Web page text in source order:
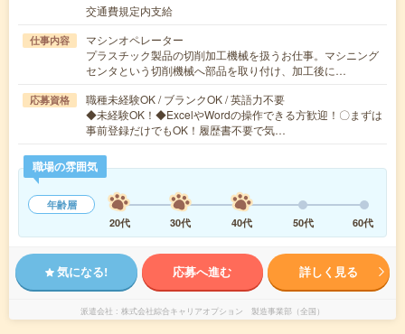
交通費規定内支給
仕事内容
マシンオペレーター
プラスチック製品の切削加工機械を扱うお仕事。マシニング
センタという切削機械へ部品を取り付け、加工後に…
応募資格
職種未経験OK / ブランクOK / 英語力不要
◆未経験OK！◆ExcelやWordの操作できる方歓迎！〇まずは
事前登録だけでもOK！履歴書不要で気…
職場の雰囲気
年齢層
20代
30代 40代 50代 60代
気になる! 応募へ進む 詳しく見る
派遣会社 株式会社綜合キャリアオプション 製造事業部（全国）